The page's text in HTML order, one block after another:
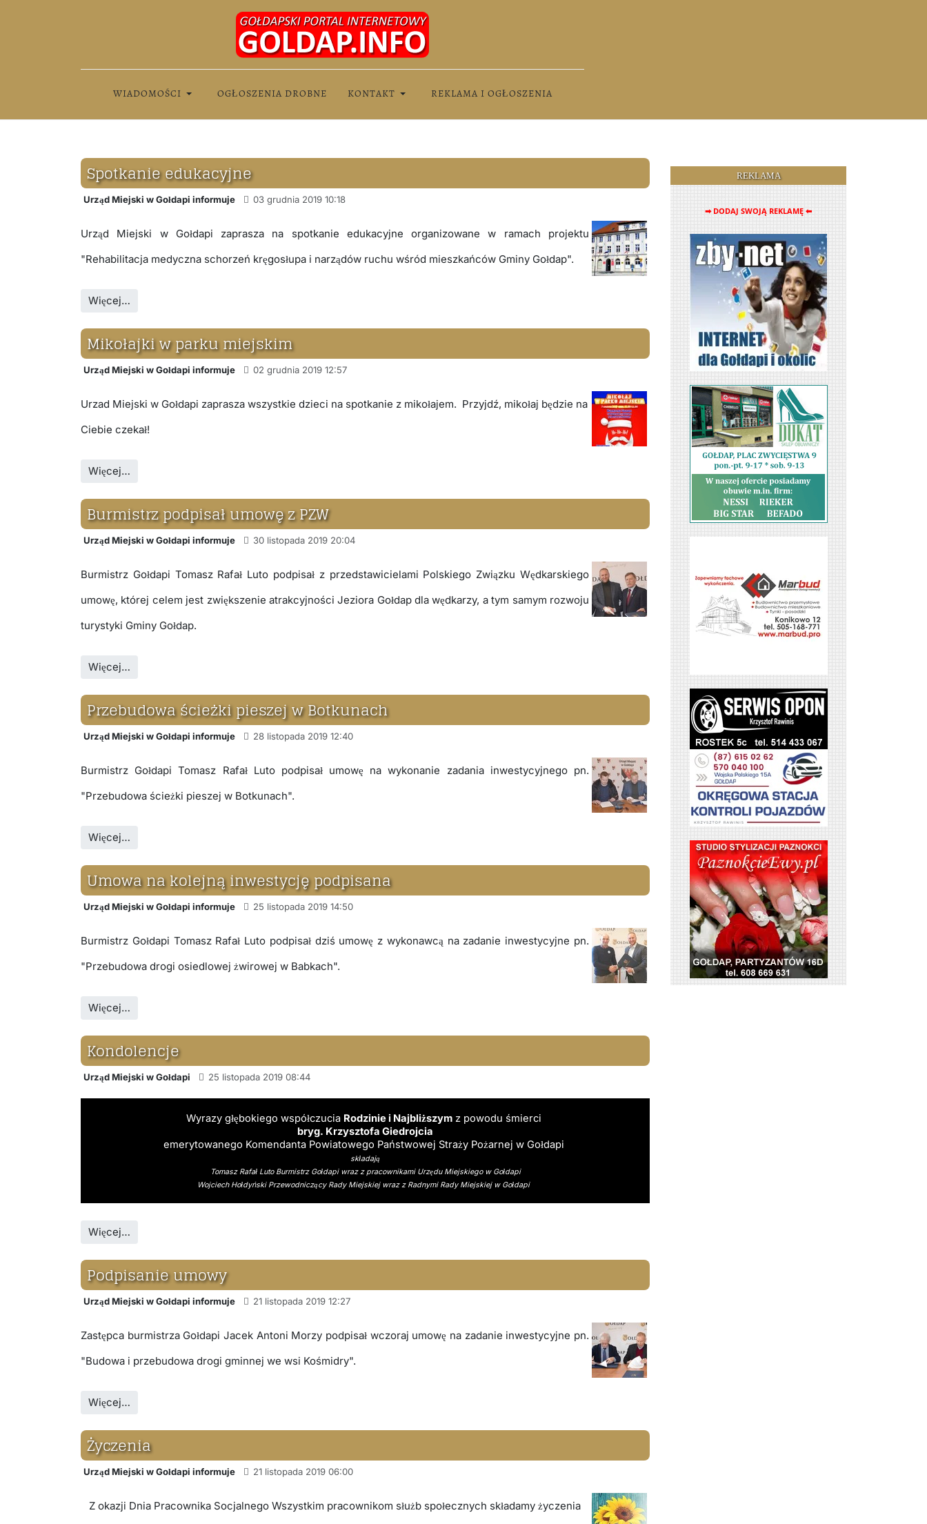
WIADOMOŚCI OGŁOSZENIA DROBNE KONTAKT REKLAMA I OGŁOSZENIA
Spotkanie edukacyjne
Urząd Miejski w Gołdapi informuje 03 grudnia 2019 10:18
Urząd Miejski w Gołdapi zaprasza na spotkanie edukacyjne organizowane w ramach projektu
"Rehabilitacja medyczna schorzeń kręgosłupa i narządów ruchu wśród mieszkańców Gminy Gołdap".
Więcej…
Mikołajki w parku miejskim
Urząd Miejski w Gołdapi informuje 02 grudnia 2019 12:57
Urzad Miejski w Gołdapi zaprasza wszystkie dzieci na spotkanie z mikołajem. Przyjdź, mikołaj będzie na
Ciebie czekał!
Więcej…
Burmistrz podpisał umowę z PZW
Urząd Miejski w Gołdapi informuje 30 listopada 2019 20:04
Burmistrz Gołdapi Tomasz Rafał Luto podpisał z przedstawicielami Polskiego Związku Wędkarskiego
umowę, której celem jest zwiększenie atrakcyjności Jeziora Gołdap dla wędkarzy, a tym samym rozwoju
turystyki Gminy Gołdap.
Więcej…
Przebudowa ścieżki pieszej w Botkunach
Urząd Miejski w Gołdapi informuje 28 listopada 2019 12:40
Burmistrz Gołdapi Tomasz Rafał Luto podpisał umowę na wykonanie zadania inwestycyjnego pn.
"Przebudowa ścieżki pieszej w Botkunach".
Więcej…
Umowa na kolejną inwestycję podpisana
Urząd Miejski w Gołdapi informuje 25 listopada 2019 14:50
Burmistrz Gołdapi Tomasz Rafał Luto podpisał dziś umowę z wykonawcą na zadanie inwestycyjne pn.
"Przebudowa drogi osiedlowej żwirowej w Babkach".
Więcej…
Kondolencje
Urząd Miejski w Gołdapi 25 listopada 2019 08:44
Wyrazy głębokiego współczucia Rodzinie i Najbliższym z powodu śmierci
bryg. Krzysztofa Giedrojcia
emerytowanego Komendanta Powiatowego Państwowej Straży Pożarnej w Gołdapi
składają
Tomasz Rafał Luto Burmistrz Gołdapi wraz z pracownikami Urzędu Miejskiego w Gołdapi
Wojciech Hołdyński Przewodniczący Rady Miejskiej wraz z Radnymi Rady Miejskiej w Gołdapi
Więcej…
Podpisanie umowy
Urząd Miejski w Gołdapi informuje 21 listopada 2019 12:27
Zastępca burmistrza Gołdapi Jacek Antoni Morzy podpisał wczoraj umowę na zadanie inwestycyjne pn.
"Budowa i przebudowa drogi gminnej we wsi Kośmidry".
Więcej…
Życzenia
Urząd Miejski w Gołdapi informuje 21 listopada 2019 06:00
Z okazji Dnia Pracownika Socjalnego Wszystkim pracownikom służb społecznych składamy życzenia
REKLAMA
➡ DODAJ SWOJĄ REKLAMĘ ⬅